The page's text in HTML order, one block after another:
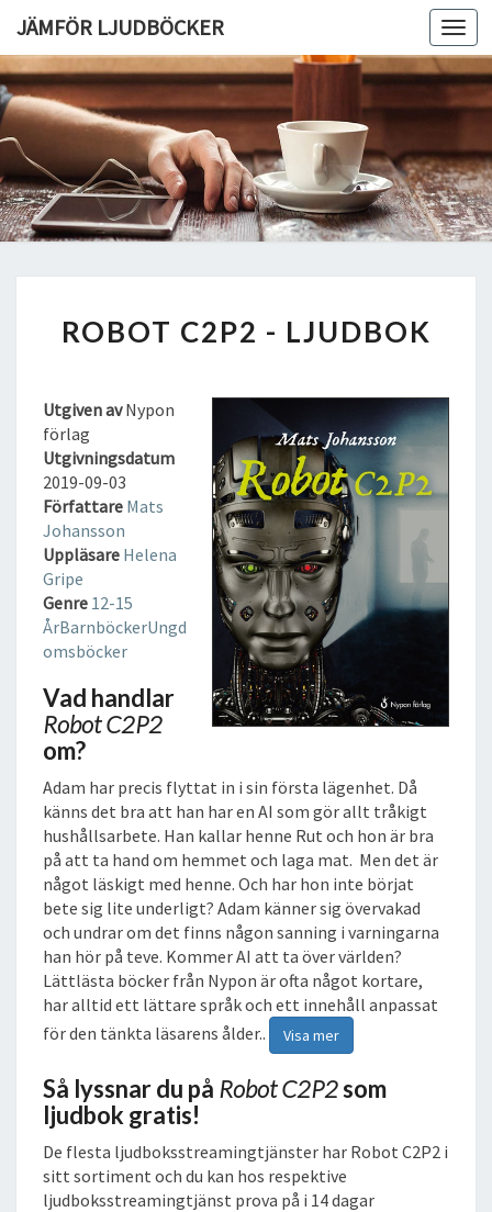
JÄMFÖR LJUDBÖCKER
O
T
2
P
2
L
J
U
D
B
O
K
ROBOT C2P2 - LJUDBOK
Utgiven avNypon
förlag
Utgivningsdatum
2019-09-03
Författare Mats
Johansson
Uppläsare Helena
Gripe
Genre 12-15
ÅrBarnböckerUngd
omsböcker
Vad handlar
Robot C2P2
om?
Adam har precis flyttat in i sin första lägenhet. Då
känns det bra att han har en AI som gör allt tråkigt
hushållsarbete. Han kallar henne Rut och hon är bra
på att ta hand om hemmet och laga mat. Men det är
något läskigt med henne. Och har hon inte börjat
bete sig lite underligt? Adam känner sig övervakad
och undrar om det finns någon sanning i varningarna
han hör på teve. Kommer AI att ta över världen?
Lättlästa böcker från Nypon är ofta något kortare,
har alltid ett lättare språk och ett innehåll anpassat
för den tänkta läsarens ålder..
Visa mer
Så lyssnar du på Robot C2P2som
ljudbok gratis!
De flesta ljudboksstreamingtjänster har Robot C2P2 i
sitt sortiment och du kan hos respektive
ljudboksstreamingtjänst prova på i 14 dagar